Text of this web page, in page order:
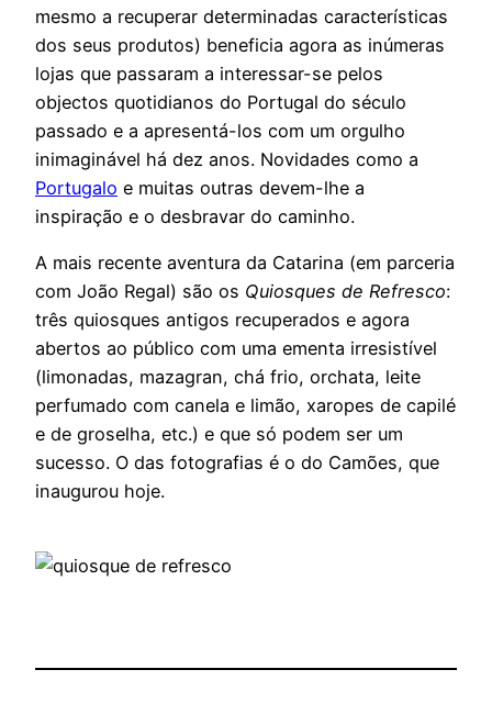
mesmo a recuperar determinadas características
dos seus produtos) beneficia agora as inúmeras
lojas que passaram a interessar-se pelos
objectos quotidianos do Portugal do século
passado e a apresentá-los com um orgulho
inimaginável há dez anos. Novidades como a
Portugalo e muitas outras devem-lhe a
inspiração e o desbravar do caminho.
A mais recente aventura da Catarina (em parceria
com João Regal) são os Quiosques de Refresco:
três quiosques antigos recuperados e agora
abertos ao público com uma ementa irresistível
(limonadas, mazagran, chá frio, orchata, leite
perfumado com canela e limão, xaropes de capilé
e de groselha, etc.) e que só podem ser um
sucesso. O das fotografias é o do Camões, que
inaugurou hoje.